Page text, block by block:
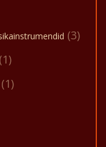
(3)
(1)
(1)